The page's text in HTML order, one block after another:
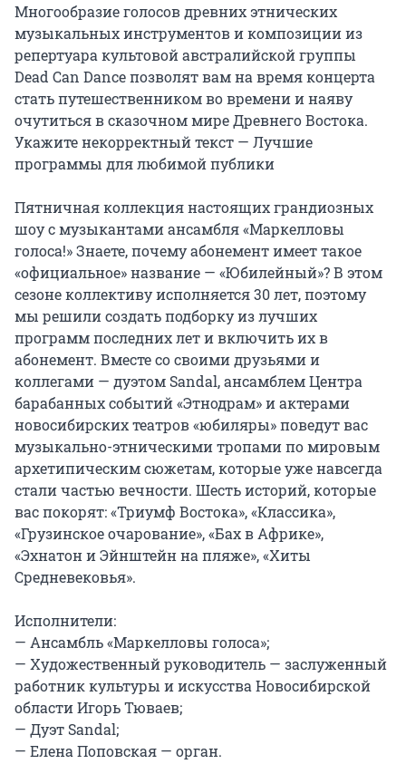
Многообразие голосов древних этнических
музыкальных инструментов и композиции из
репертуара культовой австралийской группы
Dead Can Dance позволят вам на время концерта
стать путешественником во времени и наяву
очутиться в сказочном мире Древнего Востока.
Укажите некорректный текст — Лучшие
программы для любимой публики
Пятничная коллекция настоящих грандиозных
шоу с музыкантами ансамбля «Маркелловы
голоса!» Знаете, почему абонемент имеет такое
«официальное» название — «Юбилейный»? В этом
сезоне коллективу исполняется 30 лет, поэтому
мы решили создать подборку из лучших
программ последних лет и включить их в
абонемент. Вместе со своими друзьями и
коллегами — дуэтом Sandal, ансамблем Центра
барабанных событий «Этнодрам» и актерами
новосибирских театров «юбиляры» поведут вас
музыкально-этническими тропами по мировым
архетипическим сюжетам, которые уже навсегда
стали частью вечности. Шесть историй, которые
вас покорят: «Триумф Востока», «Классика»,
«Грузинское очарование», «Бах в Африке»,
«Эхнатон и Эйнштейн на пляже», «Хиты
Средневековья».
Исполнители:
— Ансамбль «Маркелловы голоса»;
— Художественный руководитель — заслуженный
работник культуры и искусства Новосибирской
области Игорь Тюваев;
— Дуэт Sandal;
— Елена Поповская — орган.